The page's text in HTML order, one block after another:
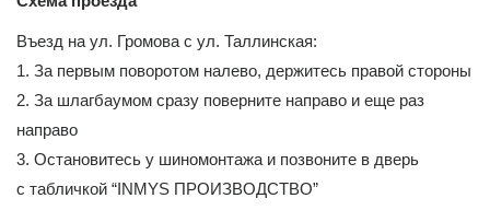
Въезд на ул. Громова с ул. Таллинская:
1. За первым поворотом налево, держитесь правой стороны
2. За шлагбаумом сразу поверните направо и еще раз
направо
3. Остановитесь у шиномонтажа и позвоните в дверь
с табличкой “INMYS ПРОИЗВОДСТВО”